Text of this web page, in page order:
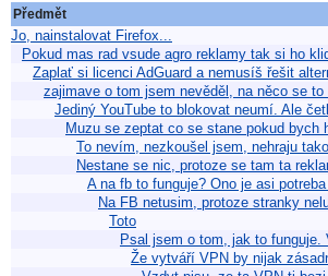
Předmět
Jo, nainstalovat Firefox...
Pokud mas rad vsude agro reklamy tak si ho
Zaplať si licenci AdGuard a nemusíš řešit
zajimave o tom jsem nevěděl, na něco se
Jediný YouTube to blokovat neumí. Ale
Muzu se zeptat co se stane pokud bych
To nevím, nezkoušel jsem, nehraju
Nestane se nic, protoze se tam ta
A na fb to funguje? Ono je asi
Na FB netusim, protoze stranky
Toto
Psal jsem o tom, jak to funguje.
Že vytváří VPN by nijak